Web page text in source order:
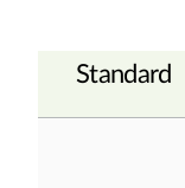
Standard